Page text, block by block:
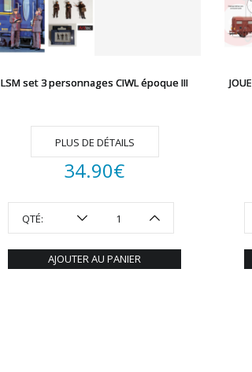
LSM set 3 personnages CIWL époque III
PLUS DE DÉTAILS
34.90€
QTÉ:
AJOUTER AU PANIER